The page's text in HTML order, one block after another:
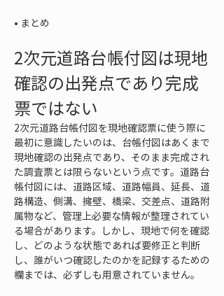
• まとめ
2次元道路台帳付図は現地
確認の出発点であり完成
票ではない
2次元道路台帳付図を現地確認票に使う際に
最初に意識したいのは、台帳付図はあくまで
現地確認の出発点であり、そのまま完成され
た調査票とは限らないという点です。道路台
帳付図には、道路区域、道路幅員、延長、道
路構造、側溝、擁壁、橋梁、交差点、道路附
属物など、管理上必要な情報が整理されてい
る場合があります。しかし、現地で何を確認
し、どのような状態であれば要修正と判断
し、誰がいつ確認したのかを記録するための
欄までは、必ずしも用意されていません。